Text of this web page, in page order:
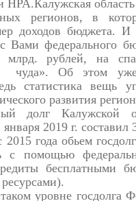
НРА.Калужская
регионов, в
доходов бюджета. И
Вами федерального
рублей, на
чуда». Об этом
статистика вещь
развития
долг
января 2019 г.
года обьем
помощью
бесплатными
уровне госдолга